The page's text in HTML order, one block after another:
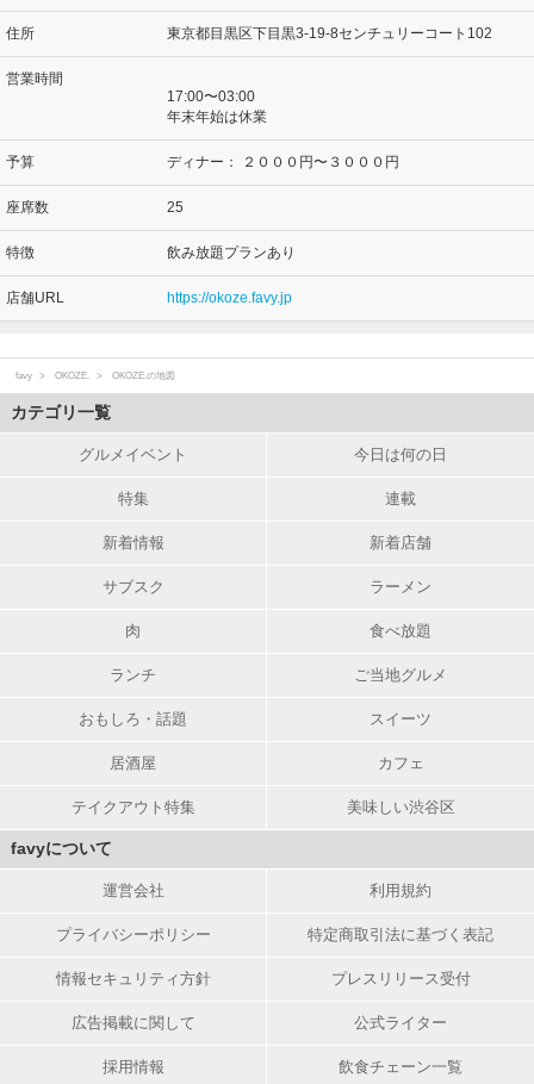
住所 東京都目黒区下目黒3-19-8センチュリーコート102
営業時間
17:00〜03:00
年末年始は休業
予算 ディナー： ２０００円〜３０００円
座席数 25
特徴 飲み放題プランあり
店舗URL https://okoze.favy.jp
favy OKOZE. OKOZE.の地図
カテゴリ一覧
グルメイベント 今日は何の日
特集 連載
新着情報 新着店舗
サブスク ラーメン
肉 食べ放題
ランチ ご当地グルメ
おもしろ・話題 スイーツ
居酒屋 カフェ
テイクアウト特集 美味しい渋谷区
favyについて
運営会社 利用規約
プライバシーポリシー 特定商取引法に基づく表記
情報セキュリティ方針 プレスリリース受付
広告掲載に関して 公式ライター
採用情報 飲食チェーン一覧